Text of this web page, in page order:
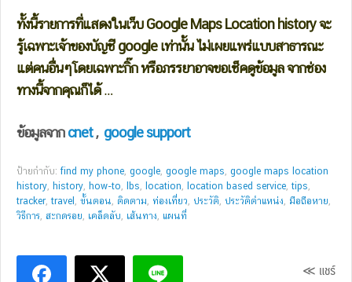
ทั้งนี้รายการที่แสดงในเว็บGoogle Maps Location historyจะ
รู้เฉพาะเจ้าของบัญชี google เท่านั้น ไม่เผยแพร่แบบสาธารณะ
แต่คนอื่นๆโดยเฉพาะกิ๊ก หรือภรรยาอาจขอเช็คดูข้อมูล จากช่อง
ทางนี้จากคุณก็ได้ …
ข้อมูลจากcnet, google support
ป้ายกำกับ:find my phone, google, google maps, google maps location
history, history, how-to, lbs, location, location based service,tips,
tracker,travel , ขั้นตอน, ติดตาม, ท่องเที่ยว, ประวัติ, ประวัติตำแหน่ง, มือถือหาย,
วิธีการ, สะกดรอย, เคล็ดลับ, เส้นทาง, แผนที่
≪ แชร์